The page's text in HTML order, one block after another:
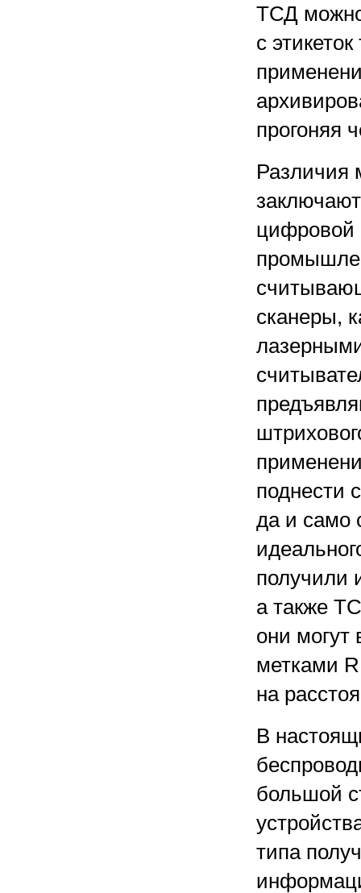
ТСД
с
прогоняя
Различия
цифровой
сканеры,
поднести
да и само
получили
а также
они могут
метками
на
В
большой
типа